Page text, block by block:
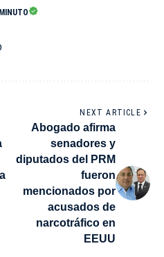
NEXT ARTICLE
Abogado afirma
senadores y
diputados del PRM
fueron
mencionados por
acusados de
narcotráfico en
EEUU